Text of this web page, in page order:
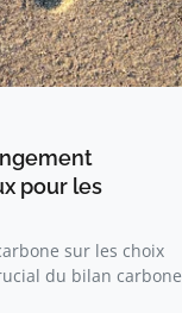
pour les
sur les choix
du bilan carbone